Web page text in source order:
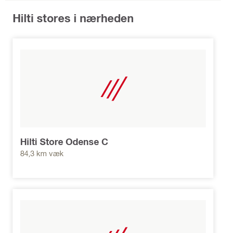
Hilti stores i nærheden
Hilti Store Odense C
84,3 km væk